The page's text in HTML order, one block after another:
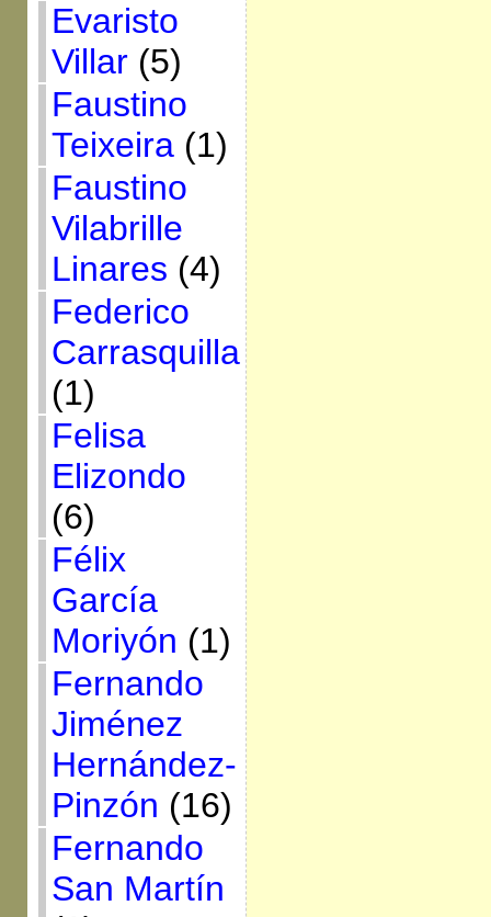
Evaristo
Villar(5)
Faustino
Teixeira(1)
Faustino
Vilabrille
Linares (4)
Federico
Carrasquilla
(1)
Felisa
Elizondo
(6)
Félix
García
Moriyón (1)
Fernando
Jiménez
Hernández-
Pinzón (16)
Fernando
San Martín